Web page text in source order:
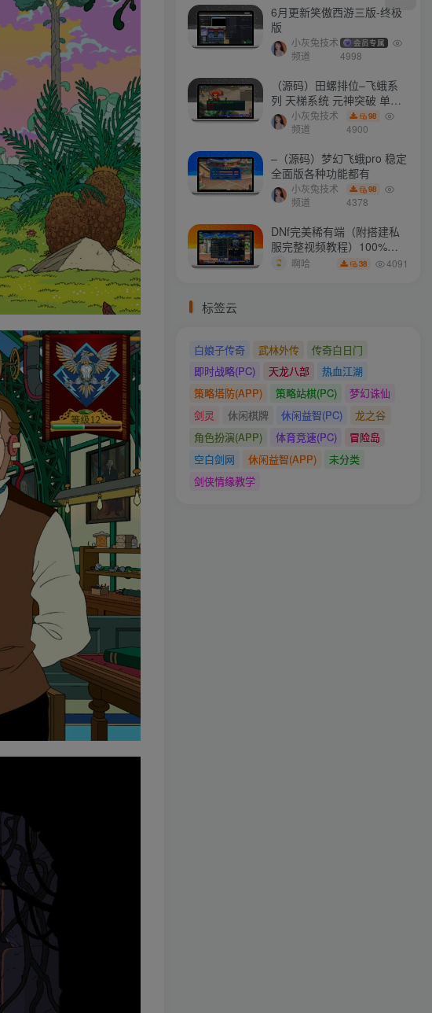
6月更新笑傲西游三版-终极
版
小灰兔技术
频道
会员专属
4998
（源码）田螺排位–飞蛾系
列 天梯系统 元神突破 单机
免费 含GM工具
小灰兔技术
频道
98
4900
–（源码）梦幻飞蛾pro 稳定
全面版各种功能都有
小灰兔技术
频道
98
4378
DNf完美稀有端（附搭建私
服完整视频教程）100%可
搭建(附完美端升级补丁)
啊哈 38 4091
标签云
白娘子传奇 武林外传
传奇白日门
即时战略(PC)
天龙八部
热血江湖
策略塔防(APP)
策略站棋(PC)
梦幻诛仙
剑灵
休闲棋牌 休闲益智(PC)
龙之谷
角色扮演(APP)
体育竞速(PC)
冒险岛
空白剑网
休闲益智(APP)
未分类
剑侠情缘教学